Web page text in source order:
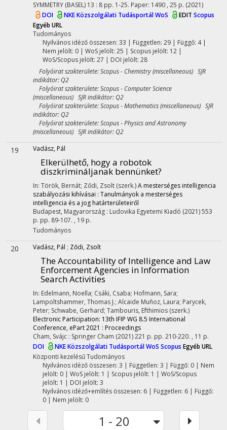
SYMMETRY (BASEL) 13 : 8 pp. 1-25. Paper: 1490 , 25 p. (2021)
DOI
NKE Közszolgálati TudásportálWoS EDIT Scopus
Egyéb URL
Tudományos
Nyilvános idéző összesen: 33 | Független: 29 | Függő: 4 |
Nem jelölt: 0 | WoS jelölt: 25 | Scopus jelölt: 12 |
WoS/Scopus jelölt: 27 | DOI jelölt: 28
Folyóirat szakterülete: Scopus - Chemistry (miscellaneous) SJR
indikátor: Q2
Folyóirat szakterülete: Scopus - Computer Science
(miscellaneous) SJR indikátor: Q2
Folyóirat szakterülete: Scopus - Mathematics (miscellaneous) SJR
indikátor: Q2
Folyóirat szakterülete: Scopus - Physics and Astronomy
(miscellaneous) SJR indikátor: Q2
19 Vadász, Pál
Elkerülhető, hogy a robotok
diszkrimináljanak bennünket?
In: Török, Bernát; Ződi, Zsolt (szerk.)A mesterséges intelligencia
szabályozási kihívásai : Tanulmányok a mesterséges
intelligencia és a jog határterületeiről
Budapest, Magyarország : Ludovika Egyetemi Kiadó (2021)553
p. pp. 89-107. , 19 p.
Tudományos
20 Vadász, Pál ; Ződi, Zsolt
The Accountability of Intelligence and Law
Enforcement Agencies in Information
Search Activities
In: Edelmann, Noella; Csáki, Csaba; Hofmann, Sara;
Lampoltshammer, Thomas J.; Alcaide Muñoz, Laura; Parycek,
Peter; Schwabe, Gerhard; Tambouris, Efthimios (szerk.)
Electronic Participation: 13th IFIP WG 8.5 International
Conference, ePart 2021 : Proceedings
Cham, Svájc : Springer Cham (2021)221 p. pp. 210-220. , 11 p.
DOI
NKE Közszolgálati TudásportálWoS Scopus Egyéb URL
Központi kezelésűTudományos
Nyilvános idéző összesen: 3 | Független: 3 | Függő: 0 | Nem
jelölt: 0 | WoS jelölt: 1 | Scopus jelölt: 1 | WoS/Scopus
jelölt: 1 | DOI jelölt: 3
Nyilvános idéző+említés összesen: 6| Független: 6 | Függő:
0 | Nem jelölt: 0
1 - 20